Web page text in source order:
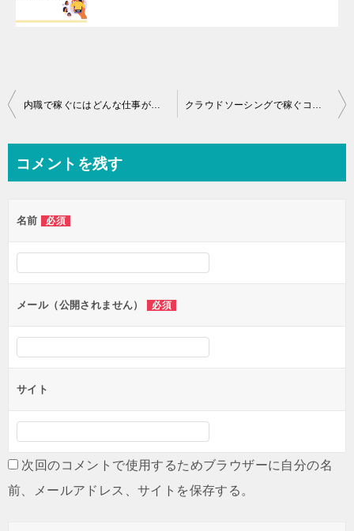
投
ビ
ー
シ
ン
内職で稼ぐにはどんな仕事があるの？在宅ワークとは違うのか クラウドソーシングで稼ぐコツ！稼げない理由も解説
コメントを残す
名前 必須
メール（公開されません） 必須
サイト
次回のコメントで使用するためブラウザーに自分の名
前、メールアドレス、サイトを保存する。